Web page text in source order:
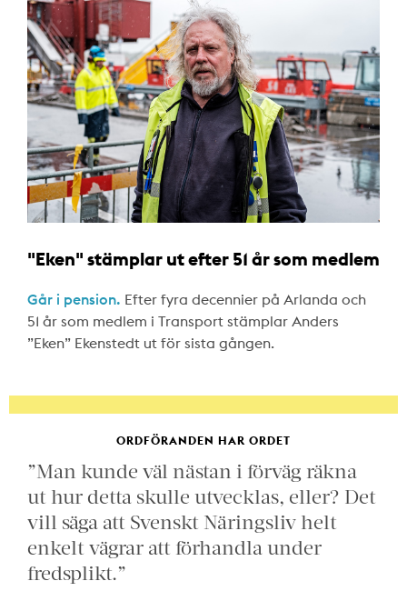
"Eken" stämplar ut efter 51 år som medlem
Går i pension. Efter fyra decennier på Arlanda och
51 år som medlem i Transport stämplar Anders
”Eken” Ekenstedt ut för sista gången.
ORDFÖRANDEN HAR ORDET
”Man kunde väl nästan i förväg räkna
ut hur detta skulle utvecklas, eller? Det
vill säga att Svenskt Näringsliv helt
enkelt vägrar att förhandla under
fredsplikt.”